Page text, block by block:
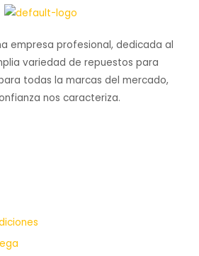
empresa profesional, dedicada al
variedad de repuestos para
todas la marcas del mercado,
nos caracteriza.